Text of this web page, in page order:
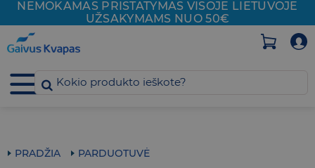
Skip
to
content
NEMOKAMAS PRISTATYMAS VISOJE LIETUVOJE
UŽSAKYMAMS NUO 50€
PRADŽIA
PARDUOTUVĖ